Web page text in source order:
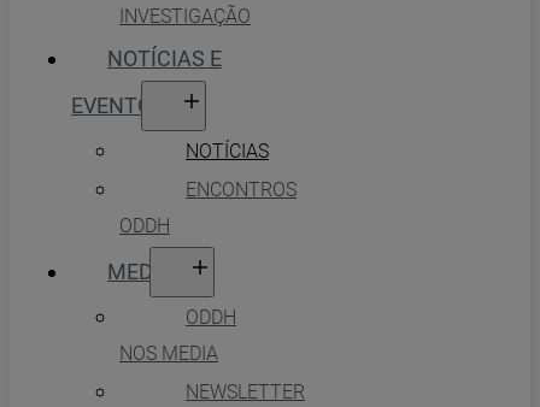
INVESTIGAÇÃO
NOTÍCIAS E
EVENTOS
NOTÍCIAS
ENCONTROS
ODDH
MEDIA
ODDH
NOS MEDIA
NEWSLETTER